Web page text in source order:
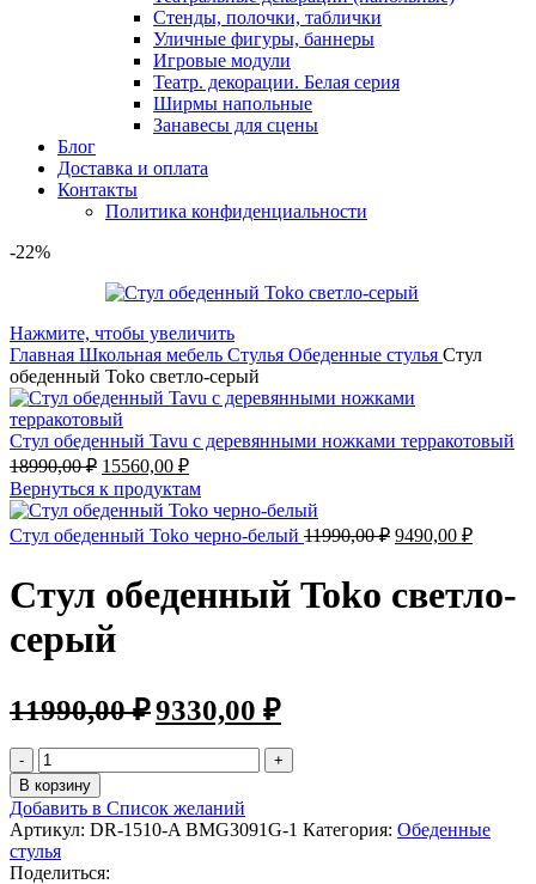
Стенды, полочки, таблички
Уличные фигуры, баннеры
Игровые модули
Театр. декорации. Белая серия
Ширмы напольные
Занавесы для сцены
Блог
Доставка и оплата
Контакты
Политика конфиденциальности
-22%
Нажмите, чтобы увеличить
Главная Школьная мебель Стулья Обеденные стулья Стул
обеденный Toko светло-серый
Стул обеденный Tavu с деревянными ножками терракотовый
18990,00₽ 15560,00 ₽
Вернуться к продуктам
Стул обеденный Toko черно-белый 11990,00₽ 9490,00 ₽
Стул обеденный Toko светло-
серый
11990,00₽9330,00 ₽
В корзину
Добавить в Список желаний
Артикул: DR-1510-A BMG3091G-1 Категория: Обеденные
стулья
Поделиться: